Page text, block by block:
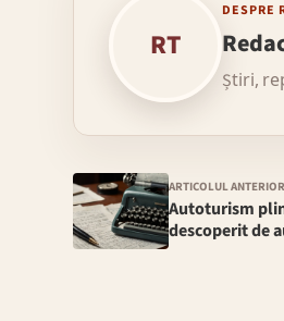
RT
DESPRE
Știri,
ARTICOLUL ANTERIOR
Autoturism
descoperit de